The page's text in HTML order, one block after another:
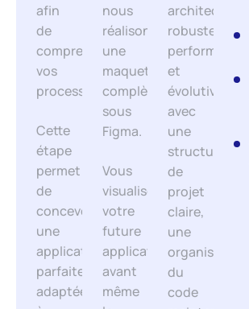
afin
de
comprendre
vos
processus.
Cette
étape
permet
de
concevoir
une
application
parfaitement
adaptée
nous
réalisons
une
maquette
complète
sous
Figma.
Vous
visualisez
votre
future
application
avant
même
architecture
robuste,
performante
et
évolutive,
avec
une
structure
de
projet
claire,
une
organisation
du
code